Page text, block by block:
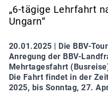
„6-tägige Lehrfahrt
Ungarn“
20.01.2025 | Die BBV-
Anregung der BBV-
Mehrtagesfahrt
Die Fahrt findet in der
2025, bis Sonntag, 27.